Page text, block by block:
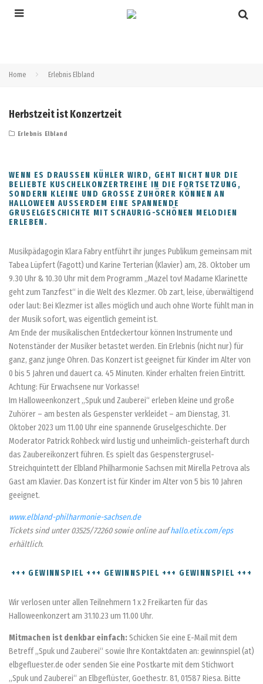
Home Erlebnis Elbland
Herbstzeit ist Konzertzeit
Erlebnis Elbland
WENN ES DRAUSSEN KÜHLER WIRD, GEHT NICHT NUR DIE B
ELIEBTE KUSCHELKONZERTREIHE IN DIE FORTSETZUNG, S
ONDERN KLEINE UND GROSSE ZUHÖRER KÖNNEN AN HA
LLOWEEN AUSSERDEM EINE SPANNENDE GRU
SELGESCHICHTE MIT SCHAURIG-SCHÖNEN MELODIEN ERL
EBEN.
Musikpädagogin Klara Fabry entführt ihr junges Publikum gemeinsam mit
Tabea Lüpfert (Fagott) und Karine Terterian (Klavier) am, 28. Oktober um
9.30 Uhr & 10.30 Uhr mit dem Programm „Mazel tov! Madame Klarinette
geht zum Tanzfest“ in die Welt des Klezmer. Ob zart, leise, überwältigend
oder laut: Bei Klezmer ist alles möglich und auch ohne Worte fühlt man in
der Musik sofort, was eigentlich gemeint ist.
Am Ende der musikalischen Entdeckertour können Instrumente und
Notenständer der Musiker betastet werden. Ein Erlebnis (nicht nur) für
ganz, ganz junge Ohren. Das Konzert ist geeignet für Kinder im Alter von
0 bis 5 Jahren und dauert ca. 45 Minuten. Kinder erhalten freien Eintritt.
Achtung: Für Erwachsene nur Vorkasse!
Im Halloweenkonzert „Spuk und Zauberei“ erleben kleine und große
Zuhörer – am besten als Gespenster verkleidet – am Dienstag, 31.
Oktober 2023 um 11.00 Uhr eine spannende Gruselgeschichte. Der
Moderator Patrick Rohbeck wird lustig und unheimlich-geisterhaft durch
das Zaubereikonzert führen. Es spielt das Gespenstergrusel-
Streichquintett der Elbland Philharmonie Sachsen mit Mirella Petrova als
Gast am Klavier. Das Konzert ist für Kinder im Alter von 5 bis 10 Jahren
geeignet.
www.elbland-philharmonie-sachsen.de
Tickets sind unter 03525/72260 sowie online aufhallo.etix.com/eps
erhältlich.
+++ GEWINNSPIEL +++ GEWINNSPIEL +++ GEWINNSPIEL +++
Wir verlosen unter allen Teilnehmern 1 x 2 Freikarten für das
Halloweenkonzert am 31.10.23 um 11.00 Uhr.
Mitmachen ist denkbar einfach: Schicken Sie eine E-Mail mit dem
Betreff „Spuk und Zauberei“ sowie Ihre Kontaktdaten an: gewinnspiel (at)
elbgefluester.de oder senden Sie eine Postkarte mit dem Stichwort
„Spuk und Zauberei“ an Elbgeflüster, Goethestr. 81, 01587 Riesa. Bitte